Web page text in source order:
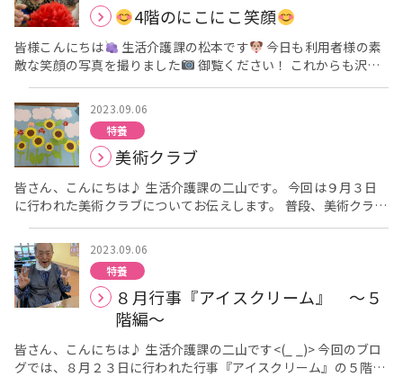
の方には代表で１人の方にお祝い状をお渡ししました。 お祝い状
をお渡しすると、皆さん照れた表情を浮かべておられました。 さ
て、ご様子です。 さて、来
月はどんな行事が待っているのでしょうか？ こうご期待です♪
4階のにこにこ笑顔
皆様こんにちは 生活介護課の松本です
今日も利用者様の素
敵な笑顔の写真を撮りました
御覧ください！ これからも沢山
の笑顔をお届けします
2023.09.06
特養
美術クラブ
皆さん、こんにちは♪ 生活介護課の二山です。 今回は９月３日
に行われた美術クラブについてお伝えします。 普段、美術クラブ
は各階でひとつ作品を作って頂いていますが・・・ 今回は・・・
３フロアでひとつの作品を作って頂きました。 テーマは夏です。
職員が事前に作ったヒマワリ・雲・そしてセミを模造紙に貼って
頂いています。 さて、ご様子です。
今回の美術クラブでは、３フロアでひとつの作品を作った
ので、恒例の記念撮影は出来ませんでした。 協力して作り、完成
した作品がこちらです。 さて、次回の美術クラブでは、一体ど
んな作品が完成するのでしょうか？ こうご期待です♪
2023.09.06
特養
８月行事『アイスクリーム』 ～５
階編～
皆さん、こんにちは♪ 生活介護課の二山です<(_ _)> 今回のブロ
グでは、８月２３日に行われた行事『アイスクリーム』の５階の